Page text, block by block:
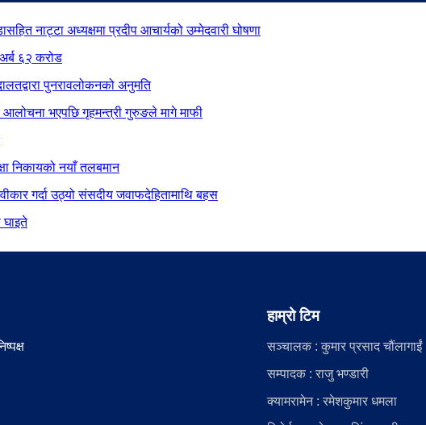
नाट्टा अध्यक्षमा प्रदीप आचार्यको उम्मेदवारी घोषणा
६२ करोड
पुनरावलोकनको अनुमति
भएपछि गृहमन्त्री गुरुङले मागे माफी
निकायको नयाँ तलबमान
गर्दा उठ्यो संसदीय जवाफदेहितामाथि बहस
घाइते
हाम्रो टिम
सञ्चालक : कुमार प्रसाद चौंलागाईं
सम्पादक : राजु भण्डारी
क्यामरामेन : रमेशकुमार धमला